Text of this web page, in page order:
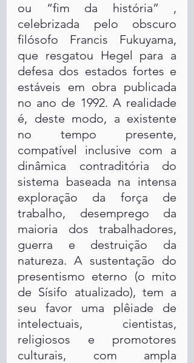
ou “fim da história” ,
celebrizada pelo obscuro
filósofo Francis Fukuyama,
que resgatou Hegel para a
defesa dos estados fortes e
estáveis em obra publicada
no ano de 1992. A realidade
é, deste modo, a existente
no tempo presente,
compatível inclusive com a
dinâmica contraditória do
sistema baseada na intensa
exploração da força de
trabalho, desemprego da
maioria dos trabalhadores,
guerra e destruição da
natureza. A sustentação do
presentismo eterno (o mito
de Sísifo atualizado), tem a
seu favor uma plêiade de
intelectuais, cientistas,
religiosos e promotores
culturais, com ampla